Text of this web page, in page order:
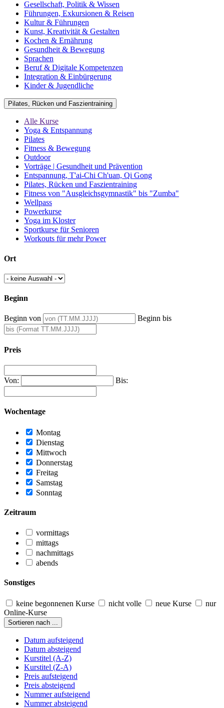
Gesellschaft, Politik & Wissen
Führungen, Exkursionen & Reisen
Kultur & Führungen
Kunst, Kreativität & Gestalten
Kochen & Ernährung
Gesundheit & Bewegung
Sprachen
Beruf & Digitale Kompetenzen
Integration & Einbürgerung
Kinder & Jugendliche
Pilates, Rücken und Faszientraining
Alle Kurse
Yoga & Entspannung
Pilates
Fitness & Bewegung
Outdoor
Vorträge | Gesundheit und Prävention
Entspannung, T'ai-Chi Ch'uan, Qi Gong
Pilates, Rücken und Faszientraining
Fitness von "Ausgleichsgymnastik" bis "Zumba"
Wellpass
Powerkurse
Yoga im Kloster
Sportkurse für Senioren
Workouts für mehr Power
Ort
Beginn
Beginn von Beginn bis
Preis
Von: Bis:
Wochentage
Montag
Dienstag
Mittwoch
Donnerstag
Freitag
Samstag
Sonntag
Zeitraum
vormittags
mittags
nachmittags
abends
Sonstiges
keine begonnenen Kurse nicht volle neue Kurse
nur
Online-Kurse
Sortieren nach ...
Datum aufsteigend
Datum absteigend
Kurstitel (A-Z)
Kurstitel (Z-A)
Preis aufsteigend
Preis absteigend
Nummer aufsteigend
Nummer absteigend